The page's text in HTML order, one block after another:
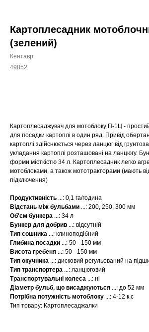
Картоплесадник
(зелений)
Кентавр
49852
Картоплесаджувач для мотоблоку П-1Ц - простий
для посадки картоплі в один ряд. Привід
картоплі здійснюється через ланцюг від
укладання картоплі розташовані на ланцюгу.
форми місткістю 34 л. Картоплесадник легко
мотоблоками, а також мототракторами (мають
підключення)
Продуктивність ...: 0,1 га/година
Відстань між бульбами ...: 200, 250, 300 мм
Об'єм бункера ...: 34 л
Бункер для добрив ...: відсутній
Тип сошника ...: клиноподібний
Глибина посадки ...: 50 - 150 мм
Висота гребеня ...: 50 - 150 мм
Тип окучника ...: дисковий регульований на
Тип транспортера ...: ланцюговий
Транспортувальні колеса ...: ні
Діаметр бульб, що висаджуються ...: до 52 мм
Потрібна потужність мотоблоку ...: 4-12 к.с
Тип товару: Картоплесаджалки